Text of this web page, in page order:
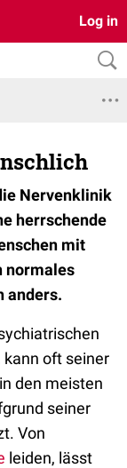
Log in
Nervenklinik
herrschende
mit
normales
anders.
kann oft seiner
den meisten
seiner
Von
leiden, lässt